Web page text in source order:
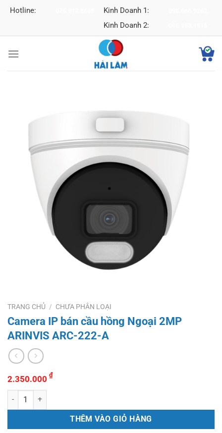
Hotline: Kinh Doanh 1:
Kinh Doanh 2:
TRANG CHỦ / CHƯA PHÂN LOẠI
Camera IP bán cầu hồng Ngoại 2MP
ARINVIS ARC-222-A
2.350.000 ₫
Camera IP bán cầu hồng Ngoại 2MP ARINVIS ARC-222-A số lượng
THÊM VÀO GIỎ HÀNG